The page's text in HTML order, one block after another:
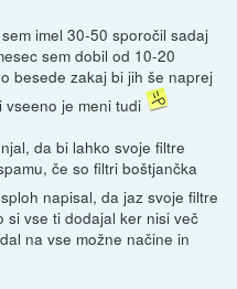
imel 30-50 sporočil sadaj
sem dobil od 10-20
besede zakaj bi jih še naprej
je meni tudi
da bi lahko svoje filtre
če so filtri boštjančka
napisal, da jaz svoje filtre
si vse ti dodajal ker nisi več
na vse možne načine in